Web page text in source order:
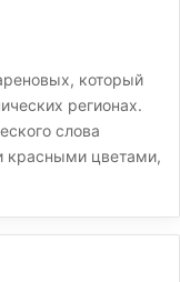
который
регионах.
слова
красными цветами,